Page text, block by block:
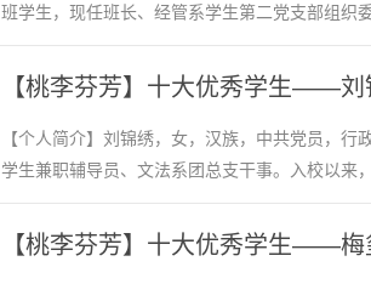
班学生，现任班长、经管系学生第二党支部组织
【桃李芬芳】十大优秀学生——
【个人简介】刘锦绣，女，汉族，中共党员，
学生兼职辅导员、文法系团总支干事。入校以来，
【桃李芬芳】十大优秀学生——